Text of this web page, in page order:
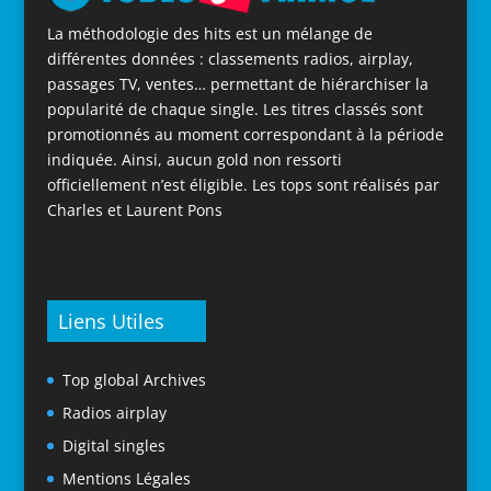
La méthodologie des hits est un mélange de
différentes données : classements radios, airplay,
passages TV, ventes… permettant de hiérarchiser la
popularité de chaque single. Les titres classés sont
promotionnés au moment correspondant à la période
indiquée. Ainsi, aucun gold non ressorti
officiellement n’est éligible. Les tops sont réalisés par
Charles et Laurent Pons
Liens Utiles
Top global Archives
Radios airplay
Digital singles
Mentions Légales